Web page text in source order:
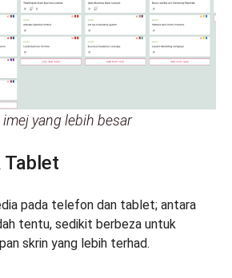
yang lebih besar
Tablet
pada telefon dan tablet; antara
tentu, sedikit berbeza untuk
skrin yang lebih terhad.